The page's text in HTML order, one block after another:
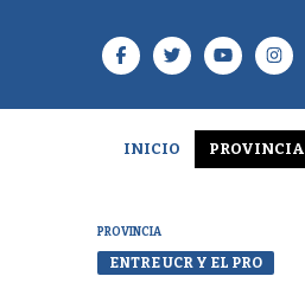
INICIO PROVINCIA
PROVINCIA
ENTRE UCR Y EL PRO